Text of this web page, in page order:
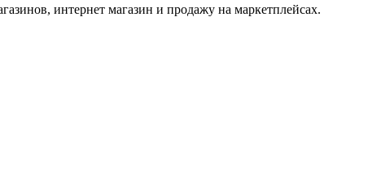
интернет магазин и продажу на маркетплейсах.